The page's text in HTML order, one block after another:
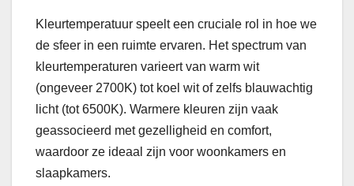
Kleurtemperatuur speelt een cruciale rol in hoe we
de sfeer in een ruimte ervaren. Het spectrum van
kleurtemperaturen varieert van warm wit
(ongeveer 2700K) tot koel wit of zelfs blauwachtig
licht (tot 6500K). Warmere kleuren zijn vaak
geassocieerd met gezelligheid en comfort,
waardoor ze ideaal zijn voor woonkamers en
slaapkamers.